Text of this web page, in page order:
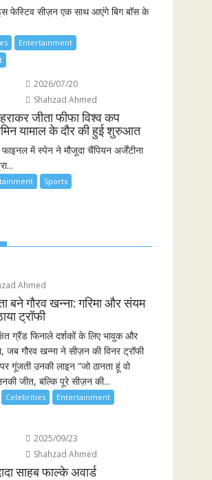
इस फेस्टिव सीज़न एक साथ आएंगे बिग बॉस के
Entertainment
2026/07/20
Shahzad Ahmed
जीता फीफा विश्व कप
यामाल के दौर की हुई शुरुआत
में स्पेन ने मौजूदा चैंपियन अर्जेंटीना
Sports
Ahmed
बने गौरव खन्ना: गरिमा और संयम
ट्रॉफी
ग्रैंड फिनाले दर्शकों के लिए भावुक और
जब गौरव खन्ना ने सीज़न की विनर ट्रॉफी
गूंजती उनकी लाइन “जो ठानता हूं वो
जीत, बल्कि पूरे सीज़न की...
Celebrities
Entertainment
2025/09/23
Shahzad Ahmed
साहब फाल्के अवार्ड